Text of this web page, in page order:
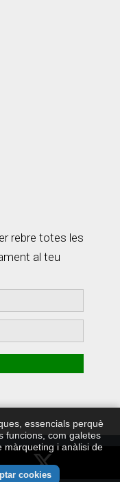
rebre totes les
al teu
Privadesa ·Develop
essencials perquè
funcions, com galetes
màrqueting i anàlisi de
cookies